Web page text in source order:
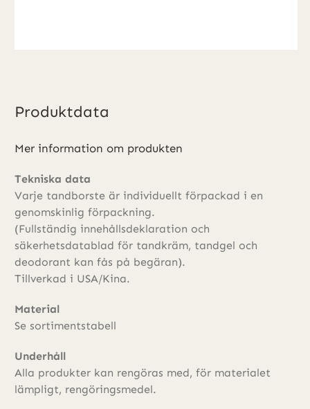
Produktdata
Mer information om produkten
Tekniska data
Varje tandborste är individuellt förpackad i en
genomskinlig förpackning.
(Fullständig innehållsdeklaration och
säkerhetsdatablad för tandkräm, tandgel och
deodorant kan fås på begäran).
Tillverkad i USA/Kina.
Material
Se sortimentstabell
Underhåll
Alla produkter kan rengöras med, för materialet
lämpligt, rengöringsmedel.